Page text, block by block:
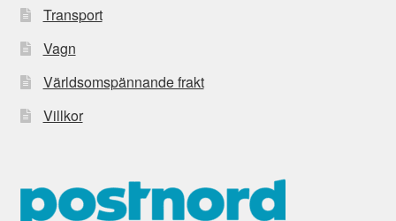
Transport
Vagn
Världsomspännande frakt
Villkor